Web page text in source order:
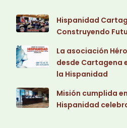
Hispanidad
Construyendo
La asociación
desde Cartagena
la Hispanidad
Misión cumplida
Hispanidad